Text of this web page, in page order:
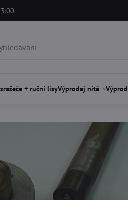
+ ruční lisyVýprodej nitě